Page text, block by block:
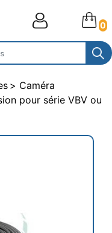
0
Caméra
pour série VBV ou